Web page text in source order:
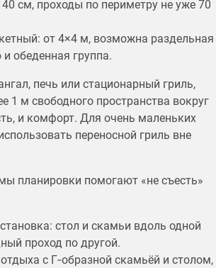
см, проходы по периметру не уже 70
от 4×4 м, возможна раздельная
обеденная группа.
печь или стационарный гриль,
1 м свободного пространства вокруг
и комфорт. Для очень маленьких
переносной гриль вне
планировки помогают «не съесть»
стол и скамьи вдоль одной
проход по другой.
с Г‑образной скамьёй и столом,